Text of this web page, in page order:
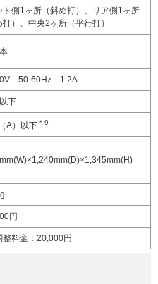
ト側1ヶ所（斜め打）、リア側1ヶ所
打）、中央2ヶ所（平行打）
50-60Hz 1.2A
下
A）以下 ＊9
円
整料金：20,000円